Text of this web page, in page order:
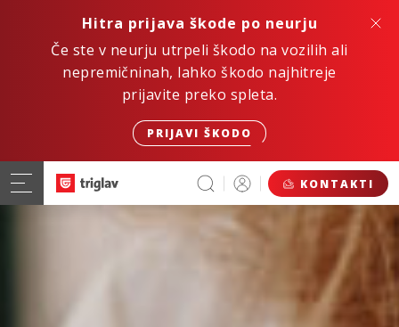
Hitra prijava škode po neurju
Če ste v neurju utrpeli škodo na vozilih ali
nepremičninah, lahko škodo najhitreje
prijavite preko spleta.
PRIJAVI ŠKODO
KONTAKTI